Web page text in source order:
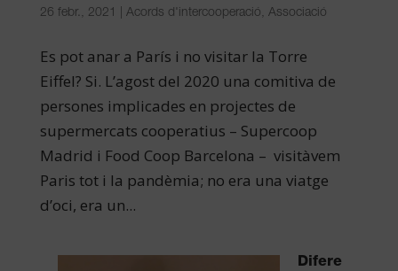
26 febr., 2021 Acords d'intercooperació, Associació
Es pot anar a París i no visitar la Torre
Eiffel? Si. L’agost del 2020 una comitiva de
persones implicades en projectes de
supermercats cooperatius – Supercoop
Madrid i Food Coop Barcelona – visitàvem
Paris tot i la pandèmia; no era una viatge
d’oci, era un...
Difere